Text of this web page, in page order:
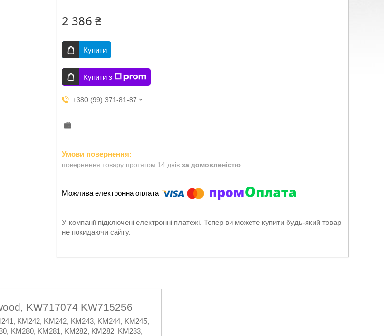
2 386 ₴
Купити
Купити з
+380 (99) 371-81-87
повернення товару протягом 14 днів за домовленістю
У компанії підключені електронні платежі. Тепер ви можете купити будь-який товар
не покидаючи сайту.
KW717074 KW715256
KM242, KM242, KM243, KM244, KM245,
KM280, KM281, KM282, KM282, KM283,